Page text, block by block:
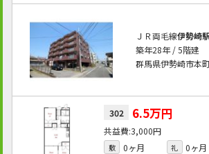
ＪＲ両毛線伊勢崎
築年28年 / 5階建
群馬県伊勢崎市本
302 6.5万円
3,000円
敷 0ヶ月 礼
0ヶ月